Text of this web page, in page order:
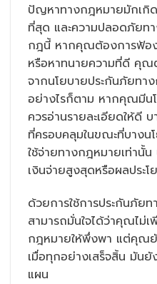
ปัญหาทางกฎหมายมักเกิด
ที่สุด และความปลอดภัยทา
กฎนี้ หากคุณต้องการฟ้อ
หรือหาทนายความที่ดี คุ
จากนโยบายประกันภัยท
อย่างไรก็ตาม หากคุณมี
ควรอ่านรายละเอียดให้ดี
ที่ครอบคลุมในขณะที่บางน
ใช้จ่ายทางกฎหมายเท่านั้
เงินจ่ายสูงสุดหรือผลประโ
ด้วยการใช้การประกันภัย
สามารถมั่นใจได้ว่าคุณไม่
กฎหมายให้พึ่งพา แต่คุณ
เมื่อทุกอย่างเสร็จสิ้น มัน
แผน